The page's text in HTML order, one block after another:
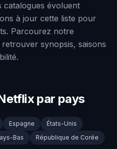
catalogues évoluent
à jour cette liste pour
Parcourez notre
synopsis, saisons
par pays
Espagne
États-Unis
Bas
République de Corée